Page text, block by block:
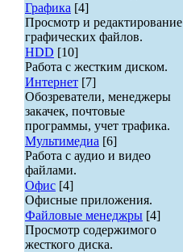
Графика [4]
Просмотр и редактирование
графических файлов.
HDD [10]
Работа с жестким диском.
Интернет [7]
Обозреватели, менеджеры
закачек, почтовые
программы, учет трафика.
Мультимедиа [6]
Работа с аудио и видео
файлами.
Офис [4]
Офисные приложения.
Файловые менеджры [4]
Просмотр содержимого
жесткого диска.